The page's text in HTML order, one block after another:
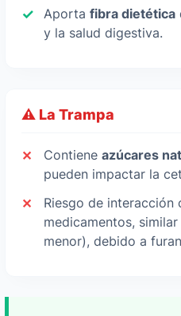
Aporta fibra dietética
y la salud digestiva.
⚠️ La Trampa
Contiene azúcares
pueden impactar la
Riesgo de interacción
medicamentos,
menor), debido a